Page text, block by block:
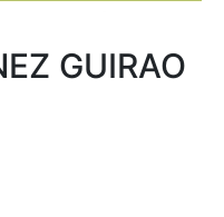
GUIRAO